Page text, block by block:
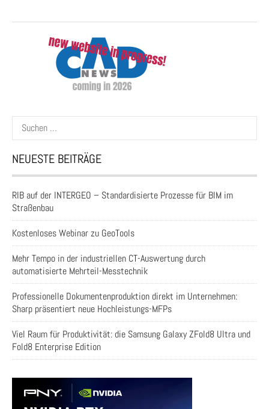
Suchen
nach:
NEUESTE BEITRÄGE
RIB auf der INTERGEO – Standardisierte Prozesse für BIM im
Straßenbau
Kostenloses Webinar zu GeoTools
Mehr Tempo in der industriellen CT-Auswertung durch
automatisierte Mehrteil-Messtechnik
Professionelle Dokumentenproduktion direkt im Unternehmen:
Sharp präsentiert neue Hochleistungs-MFPs
Viel Raum für Produktivität: die Samsung Galaxy ZFold8 Ultra und
Fold8 Enterprise Edition